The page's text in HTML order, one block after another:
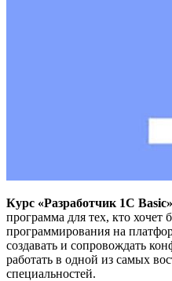
Курс «Разработчик 1С
программа для тех, кто хочет
программирования на
создавать и сопровождать
работать в одной из самых
специальностей.